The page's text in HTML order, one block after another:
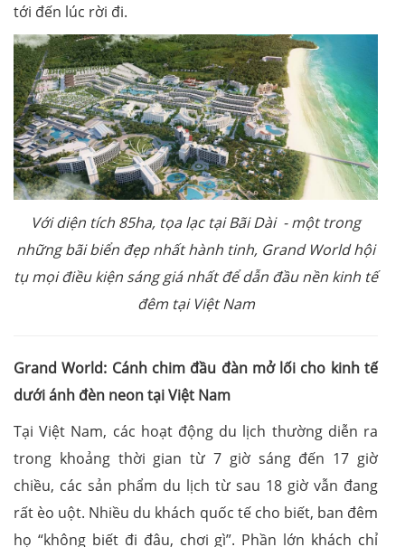
tới đến lúc rời đi.
Với diện tích 85ha, tọa lạc tại Bãi Dài - một trong
những bãi biển đẹp nhất hành tinh, Grand World hội
tụ mọi điều kiện sáng giá nhất để dẫn đầu nền kinh tế
đêm tại Việt Nam
Grand World: Cánh chim đầu đàn mở lối cho kinh tế
dưới ánh đèn neon tạiViệt Nam
Tại Việt Nam, các hoạt động du lịch thường diễn ra
trong khoảng thời gian từ 7 giờ sáng đến 17 giờ
chiều, các sản phẩm du lịch từ sau 18 giờ vẫn đang
rất èo uột. Nhiều du khách quốc tế cho biết, ban đêm
họ “không biết đi đâu, chơi gì”. Phần lớn khách chỉ